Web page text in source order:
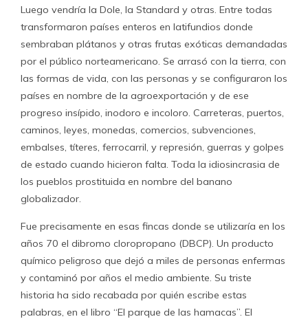
Luego vendría la Dole, la Standard y otras. Entre todas
transformaron países enteros en latifundios donde
sembraban plátanos y otras frutas exóticas demandadas
por el público norteamericano. Se arrasó con la tierra, con
las formas de vida, con las personas y se configuraron los
países en nombre de la agroexportación y de ese
progreso insípido, inodoro e incoloro. Carreteras, puertos,
caminos, leyes, monedas, comercios, subvenciones,
embalses, títeres, ferrocarril, y represión, guerras y golpes
de estado cuando hicieron falta. Toda la idiosincrasia de
los pueblos prostituida en nombre del banano
globalizador.
Fue precisamente en esas fincas donde se utilizaría en los
años 70 el dibromo cloropropano (DBCP). Un producto
químico peligroso que dejó a miles de personas enfermas
y contaminó por años el medio ambiente. Su triste
historia ha sido recabada por quién escribe estas
palabras, en el libro “El parque de las hamacas”. El